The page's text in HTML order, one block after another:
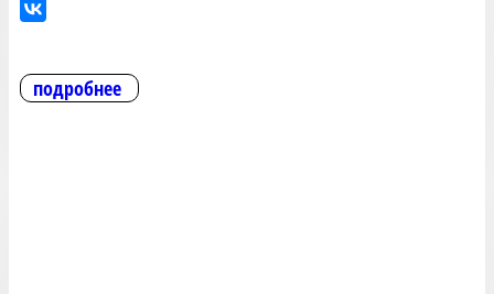
подробнее